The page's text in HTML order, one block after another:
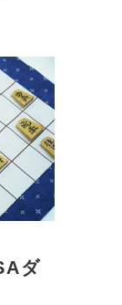
ダ